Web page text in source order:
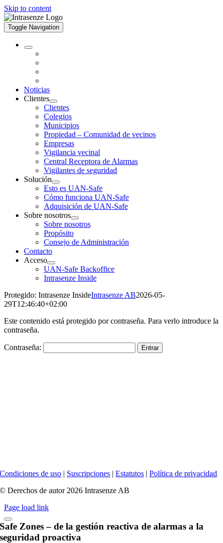
Skip to content
Toggle Navigation
Noticias
Clientes
Clientes
Colegios
Municipios
Propiedad – Comunidad de vecinos
Empresas
Vigilancia vecinal
Central Receptora de Alarmas
Vigilantes de seguridad
Solución
Esto es UAN-Safe
Cómo funciona UAN-Safe
Adquisición de UAN-Safe
Sobre nosotros
Sobre nosotros
Propósito
Consejo de Administración
Contacto
Acceso
UAN-Safe Backoffice
Intrasenze Inside
Protegido: Intrasenze InsideIntrasenze AB2026-05-
29T12:46:40+02:00
Este contenido está protegido por contraseña. Para verlo introduce la
contraseña.
Contraseña:
Condiciones de uso | Suscripciones |Estatutos |Política de privacidad
© Derechos de autor 2026 Intrasenze AB
Page load link
Safe Zones – de la gestión reactiva de alarmas a la
seguridad proactiva